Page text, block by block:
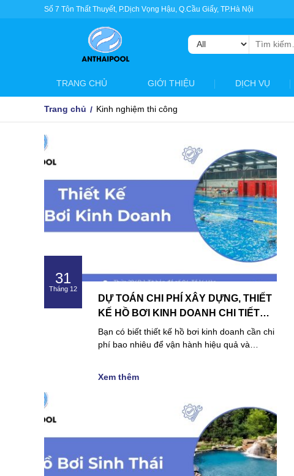
Số 7 Tôn Thất Thuyết, P.Dịch Vọng Hậu, Q.Cầu Giấy, TP.Hà Nội
Tìm
kiếm:
TRANG CHỦ GIỚI THIỆU DỊCH VỤ
Trang chủ Kinh nghiệm thi công
31
Tháng 12
DỰ TOÁN CHI PHÍ XÂY DỰNG, THIẾT
KẾ HỒ BƠI KINH DOANH CHI TIẾT
NHẤT
Bạn có biết thiết kế hồ bơi kinh doanh cần chi
phí bao nhiêu để vận hành hiệu quả và…
Xem thêm